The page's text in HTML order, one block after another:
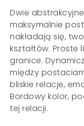
Dwie
maksymalnie
nakładają się,
kształtów. Proste
granice.
między
bliskie relacje,
Bordowy kolor,
tej relacji.